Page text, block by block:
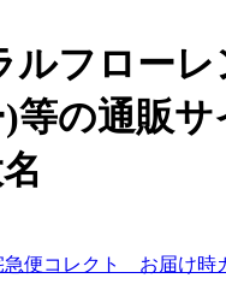
ルフロー
等の通販